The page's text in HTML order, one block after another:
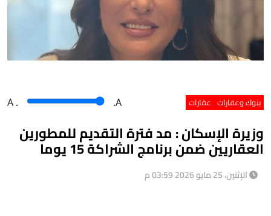
بنوك وعقارات عقارات A . .A
وزيرة الإسكان : مد فترة التقديم للمطورين
العقاريين ضمن برنامج الشراكة 15 يوما
الإثنين، 25 مايو 2026 03:59 م